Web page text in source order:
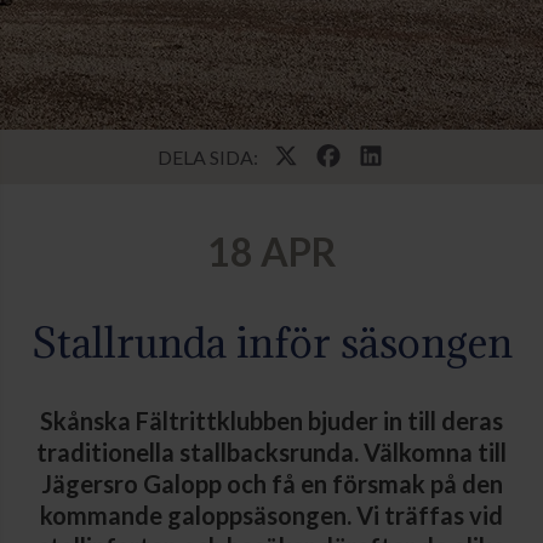
DELA SIDA:
18 APR
Stallrunda inför säsongen
Skånska Fältrittklubben bjuder in till deras
traditionella stallbacksrunda. Välkomna till
Jägersro Galopp och få en försmak på den
kommande galoppsäsongen. Vi träffas vid